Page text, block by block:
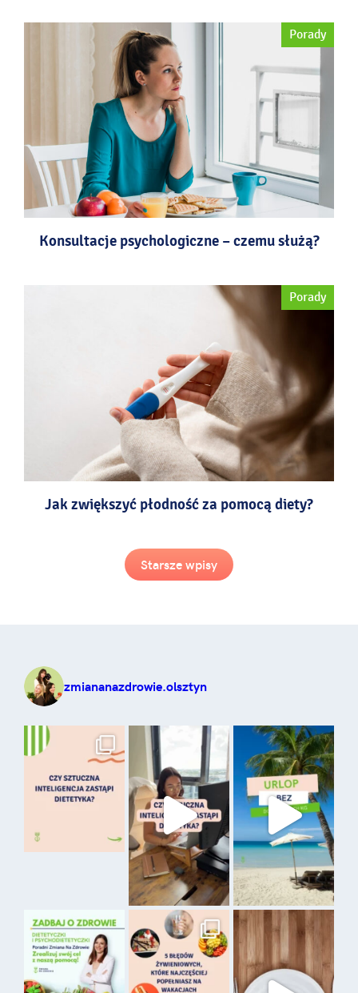
Porady
Konsultacje psychologiczne – czemu służą?
Porady
Jak zwiększyć płodność za pomocą diety?
Starsze wpisy
zmiananazdrowie.olsztyn